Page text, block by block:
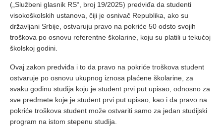
(„Službeni glasnik RS“, broj 19/2025) predviđa da studenti
visokoškolskih ustanova, čiji je osnivač Republika, ako su
državljani Srbije, ostvaruju pravo na pokriće 50 odsto svojih
troškova po osnovu referentne školarine, koju su platili u tekućoj
školskoj godini.
Ovaj zakon predviđa i to da pravo na pokriće troškova student
ostvaruje po osnovu ukupnog iznosa plaćene školarine, za
svaku godinu studija koju je student prvi put upisao, odnosno za
sve predmete koje je student prvi put upisao, kao i da pravo na
pokriće troškova student može ostvariti samo za jedan studijski
program na istom stepenu studija.